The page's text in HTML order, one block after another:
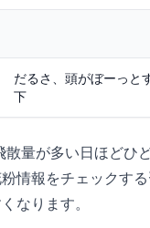
だるさ、頭がぼーっと
下
散量が多い日ほどひ
情報をチェックする
なります。